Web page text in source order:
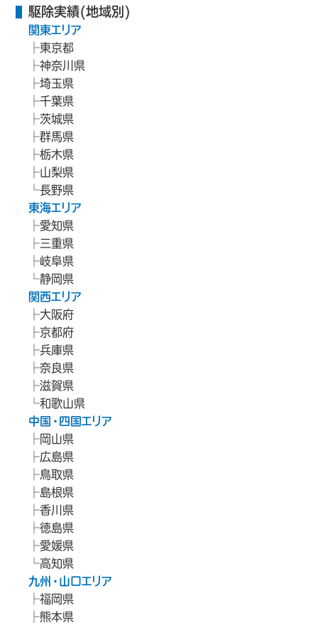
駆除実績(地域別)
関東エリア
東京都
神奈川県
埼玉県
千葉県
茨城県
群馬県
栃木県
山梨県
長野県
東海エリア
愛知県
三重県
岐阜県
静岡県
関西エリア
大阪府
京都府
兵庫県
奈良県
滋賀県
和歌山県
中国・四国エリア
岡山県
広島県
鳥取県
島根県
香川県
徳島県
愛媛県
高知県
九州・山口エリア
福岡県
熊本県